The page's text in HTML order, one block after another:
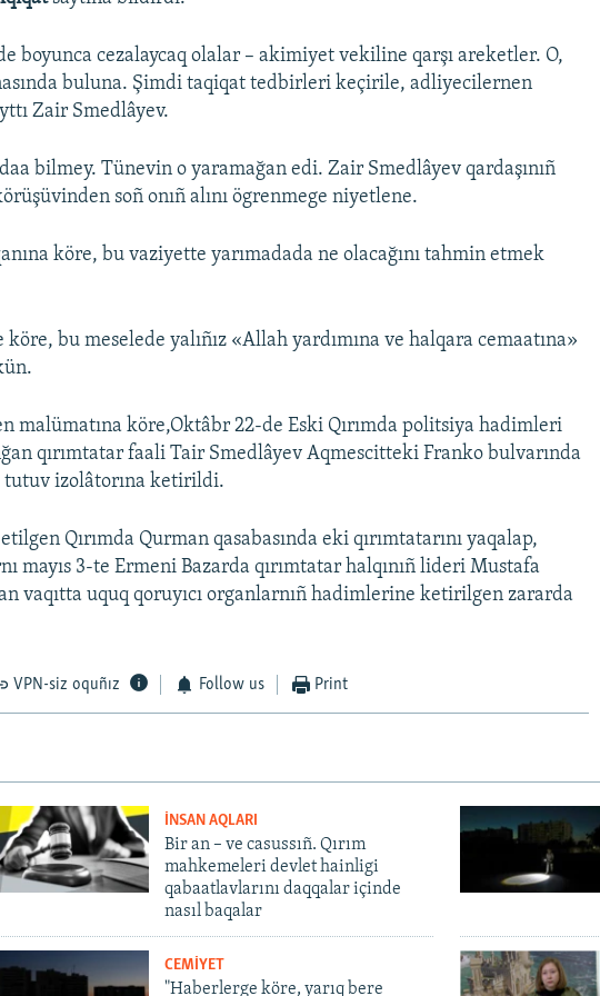
boyunca cezalaycaq olalar – akimiyet vekiline qarşı areketler. O,
buluna. Şimdi taqiqat tedbirleri keçirile, adliyecilernen
Zair Smedlâyev.
daa bilmey. Tünevin o yaramağan edi. Zair Smedlâyev qardaşınıñ
soñ onıñ alını ögrenmege niyetlene.
köre, bu vaziyette yarımadada ne olacağını tahmin etmek
köre, bu meselede yalıñız «Allah yardımına ve halqara cemaatına»
malümatına köre,Oktâbr 22-de Eski Qırımda politsiya hadimleri
qırımtatar faali Tair Smedlâyev Aqmescitteki Franko bulvarında
tutuv izolâtorına ketirildi.
Qırımda Qurman qasabasında eki qırımtatarını yaqalap,
mayıs 3-te Ermeni Bazarda qırımtatar halqınıñ lideri Mustafa
vaqıtta uquq qoruyıcı organlarnıñ hadimlerine ketirilgen zararda
VPN-siz oquñız Follow us Print
İNSAN AQLARI
Bir an – ve casussıñ. Qırım
mahkemeleri devlet hainligi
qabaatlavlarını daqqalar içinde
nasıl baqalar
CEMİYET
"Haberlerge köre, yarıq bere